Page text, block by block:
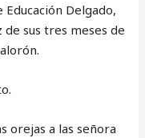
Delgado,
sus tres meses de
orejas a las señora